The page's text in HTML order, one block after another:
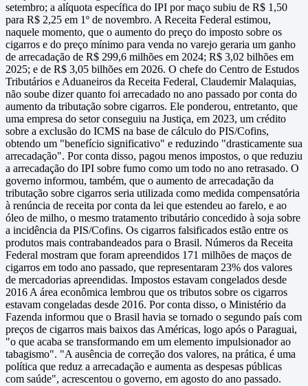
setembro; a alíquota específica do IPI por maço subiu de R$ 1,50
para R$ 2,25 em 1º de novembro. A Receita Federal estimou,
naquele momento, que o aumento do preço do imposto sobre os
cigarros e do preço mínimo para venda no varejo geraria um ganho
de arrecadação de R$ 299,6 milhões em 2024; R$ 3,02 bilhões em
2025; e de R$ 3,05 bilhões em 2026. O chefe do Centro de Estudos
Tributários e Aduaneiros da Receita Federal, Claudemir Malaquias,
não soube dizer quanto foi arrecadado no ano passado por conta do
aumento da tributação sobre cigarros. Ele ponderou, entretanto, que
uma empresa do setor conseguiu na Justiça, em 2023, um crédito
sobre a exclusão do ICMS na base de cálculo do PIS/Cofins,
obtendo um "benefício significativo" e reduzindo "drasticamente sua
arrecadação". Por conta disso, pagou menos impostos, o que reduziu
a arrecadação do IPI sobre fumo como um todo no ano retrasado. O
governo informou, também, que o aumento de arrecadação da
tributação sobre cigarros seria utilizada como medida compensatória
à renúncia de receita por conta da lei que estendeu ao farelo, e ao
óleo de milho, o mesmo tratamento tributário concedido à soja sobre
a incidência da PIS/Cofins. Os cigarros falsificados estão entre os
produtos mais contrabandeados para o Brasil. Números da Receita
Federal mostram que foram apreendidos 171 milhões de maços de
cigarros em todo ano passado, que representaram 23% dos valores
de mercadorias apreendidas. Impostos estavam congelados desde
2016 A área econômica lembrou que os tributos sobre os cigarros
estavam congeladas desde 2016. Por conta disso, o Ministério da
Fazenda informou que o Brasil havia se tornado o segundo país com
preços de cigarros mais baixos das Américas, logo após o Paraguai,
"o que acaba se transformando em um elemento impulsionador ao
tabagismo". "A ausência de correção dos valores, na prática, é uma
política que reduz a arrecadação e aumenta as despesas públicas
com saúde", acrescentou o governo, em agosto do ano passado.